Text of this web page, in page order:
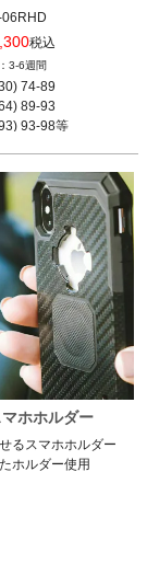
78
89
93
98
税込
3-6週間
74-89
89-93
93-98等
ホホルダー
るスマホホルダー
ホルダー使用